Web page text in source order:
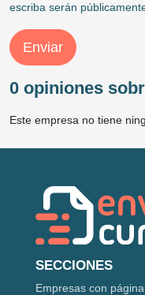
escriba serán
Enviar
0 opiniones
Este empresa no tiene
SECCIONES
Empresas con